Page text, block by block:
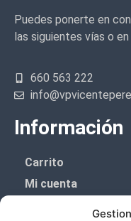
Puedes ponerte en
las siguientes vías o
660 563 222
Información
Carrito
Mi cuenta